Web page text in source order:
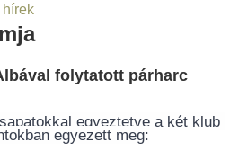
hírek
folytatott párharc
egyeztetve a két klub
egyezett meg: